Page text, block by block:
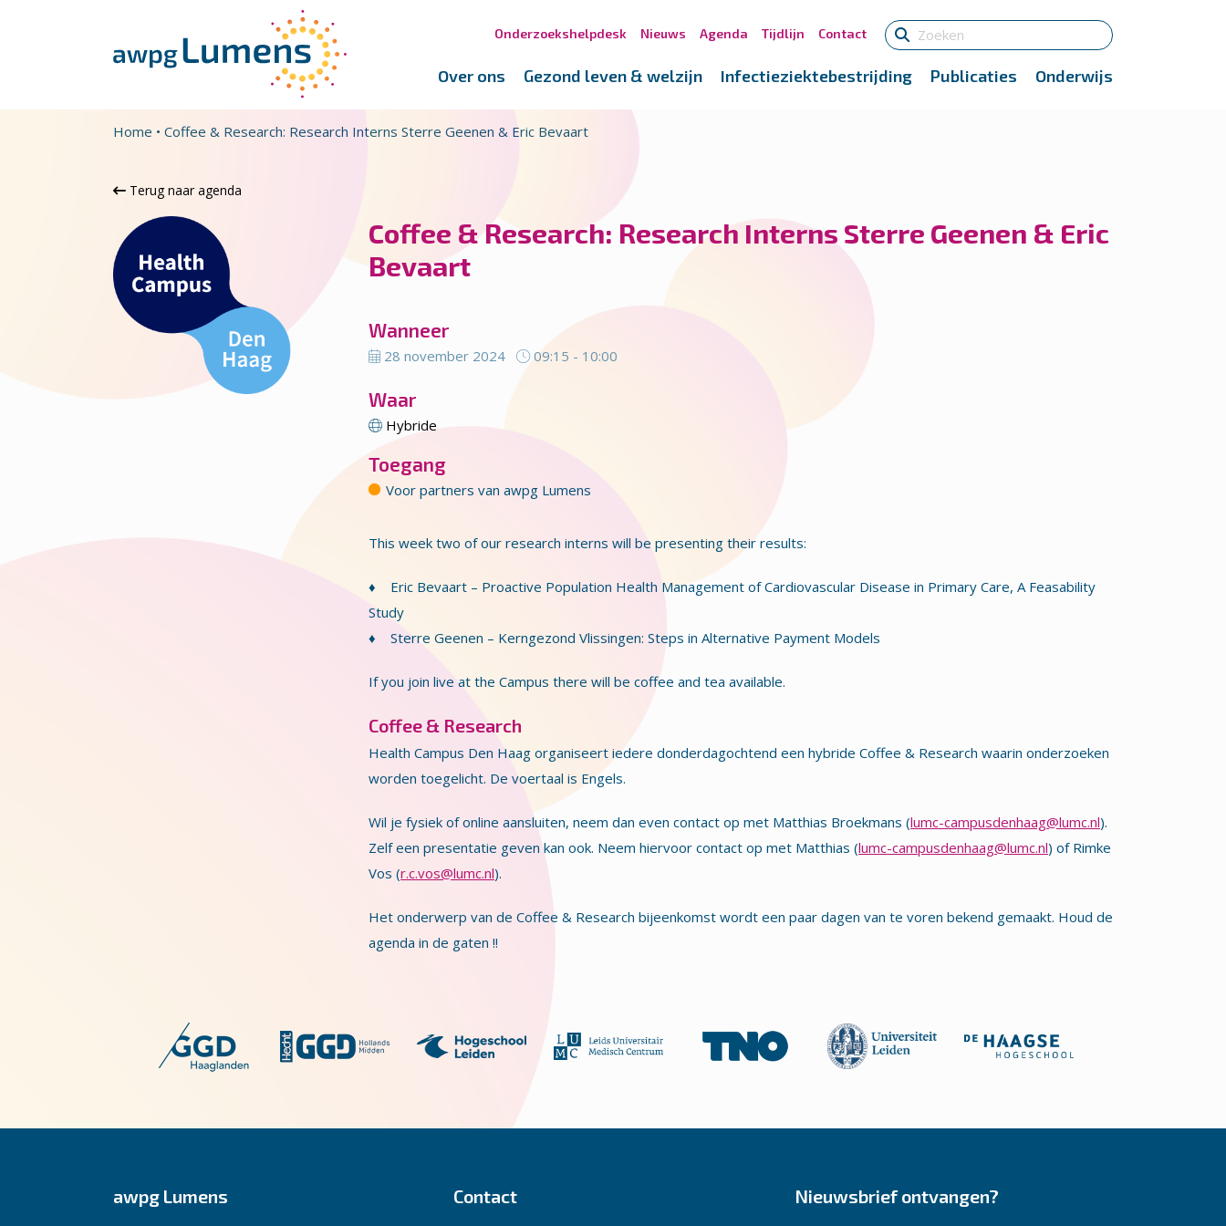
Onderzoekshelpdesk Nieuws Agenda Tijdlijn Contact
Over ons Gezond leven & welzijn Infectieziektebestrijding Publicaties Onderwijs
Home • Coffee & Research: Research Interns Sterre Geenen & Eric Bevaart
Terug naar agenda
Coffee & Research: Research Interns Sterre Geenen & Eric
Bevaart
Wanneer
28 november 2024 09:15 - 10:00
Waar
Hybride
Toegang
Voor partners van awpg Lumens
This week two of our research interns will be presenting their results:
♦ Eric Bevaart – Proactive Population Health Management of Cardiovascular Disease in Primary Care, A Feasability
Study
♦ Sterre Geenen – Kerngezond Vlissingen: Steps in Alternative Payment Models
If you join live at the Campus there will be coffee and tea available.
Coffee & Research
Health Campus Den Haag organiseert iedere donderdagochtend een hybride Coffee & Research waarin onderzoeken
worden toegelicht. De voertaal is Engels.
Wil je fysiek of online aansluiten, neem dan even contact op met Matthias Broekmans (lumc-campusdenhaag@lumc.nl).
Zelf een presentatie geven kan ook. Neem hiervoor contact op met Matthias (lumc-campusdenhaag@lumc.nl) of Rimke
Vos (r.c.vos@lumc.nl).
Het onderwerp van de Coffee & Research bijeenkomst wordt een paar dagen van te voren bekend gemaakt. Houd de
agenda in de gaten !!
awpg Lumens Contact Nieuwsbrief ontvangen?